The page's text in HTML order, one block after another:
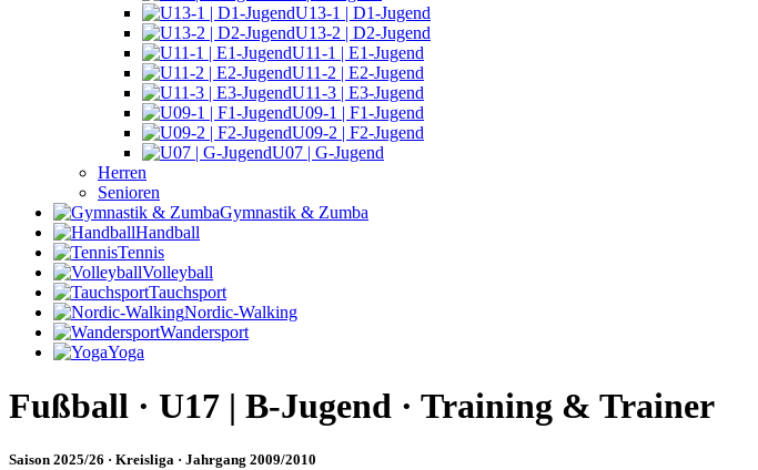
U13-1 | D1-Jugend
U13-2 | D2-Jugend
U11-1 | E1-Jugend
U11-2 | E2-Jugend
U11-3 | E3-Jugend
U09-1 | F1-Jugend
U09-2 | F2-Jugend
U07 | G-Jugend
Herren
Senioren
Gymnastik & Zumba
Handball
Tennis
Volleyball
Tauchsport
Nordic-Walking
Wandersport
Yoga
Fußball · U17 | B-Jugend · Training & Trainer
Saison 2025/26 · Kreisliga · Jahrgang 2009/2010